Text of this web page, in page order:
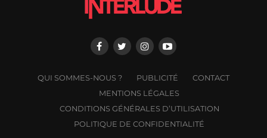
QUI SOMMES-NOUS ? PUBLICITÉ
CONTACT
MENTIONS LÉGALES
CONDITIONS GÉNÉRALES D’UTILISATION
POLITIQUE DE CONFIDENTIALITÉ